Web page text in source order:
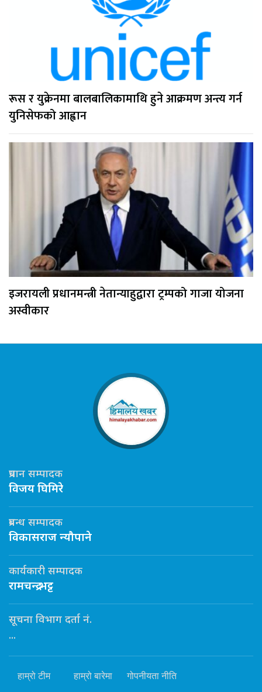
रूस र युक्रेनमा बालबालिकामाथि हुने आक्रमण अन्त्य गर्न
युनिसेफको आह्वान
इजरायली प्रधानमन्त्री नेतान्याहुद्वारा ट्रम्पको गाजा योजना
अस्वीकार
प्रधान सम्पादक
विजय घिमिरे
प्रबन्ध सम्पादक
विकासराज न्यौपाने
कार्यकारी सम्पादक
रामचन्द्र भट्ट
सूचना विभाग दर्ता नं.
...
हाम्रो टीम हाम्रो बारेमा गोपनीयता नीति